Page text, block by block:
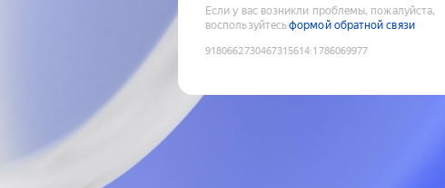
Если у вас возникли проблемы, пожалуйста,
воспользуйтесьформой обратной связи
9180662730467315614:1786069977